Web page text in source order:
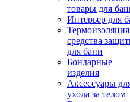
товары для
Интерьер для
средства
для бани
Бондарные
изделия
Аксеcсуары
ухода за телом